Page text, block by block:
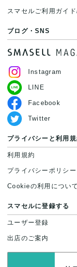
スマセルご利用ガイ
ブログ・SNS
Instagram
LINE
Facebook
Twitter
プライバシーと利用
利用規約
プライバシーポリシー
Cookieの利用について
スマセルに登録する
ユーザー登録
出店のご案内